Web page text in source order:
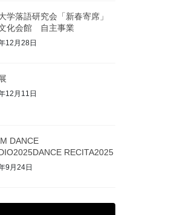
学落語研究会「新春寄席」
化会館 自主事業
12月28日
12月11日
DANCE
RECITA2025
9月24日